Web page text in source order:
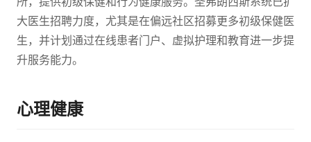
大医生招聘力度，尤其是在偏远社区招募更多初级保健医
生，并计划通过在线患者门户、虚拟护理和教育进一步提
升服务能力。
心理健康